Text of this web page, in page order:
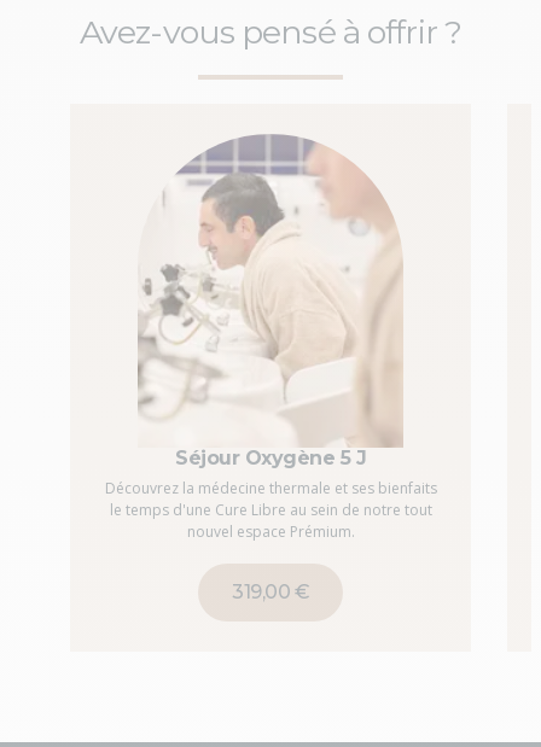
Avez-vous pensé à offrir ?
Séjour Oxygène 5 J
Découvrez la médecine thermale et ses bienfaits
le temps d'une Cure Libre au sein de notre tout
nouvel espace Prémium.
319,00 €